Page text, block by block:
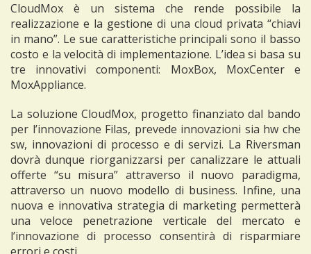
CloudMox è un sistema che rende possibile la
realizzazione e la gestione di una cloud privata “chiavi
in mano”. Le sue caratteristiche principali sono il basso
costo e la velocità di implementazione. L’idea si basa su
tre innovativi componenti: MoxBox, MoxCenter e
MoxAppliance.
La soluzione CloudMox, progetto finanziato dal bando
per l’innovazione Filas, prevede innovazioni sia hw che
sw, innovazioni di processo e di servizi. La Riversman
dovrà dunque riorganizzarsi per canalizzare le attuali
offerte “su misura” attraverso il nuovo paradigma,
attraverso un nuovo modello di business. Infine, una
nuova e innovativa strategia di marketing permetterà
una veloce penetrazione verticale del mercato e
l’innovazione di processo consentirà di risparmiare